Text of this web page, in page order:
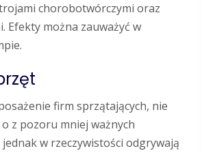
chorobotwórczymi oraz
Efekty można zauważyć w
firm sprzątających, nie
z pozoru mniej ważnych
w rzeczywistości odgrywają